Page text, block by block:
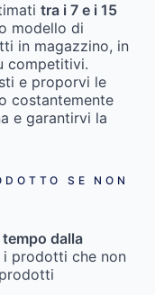
tra i 7 e i 15
modello di
in magazzino, in
competitivi.
e proporvi le
costantemente
e garantirvi la
SE NON
dalla
prodotti che non